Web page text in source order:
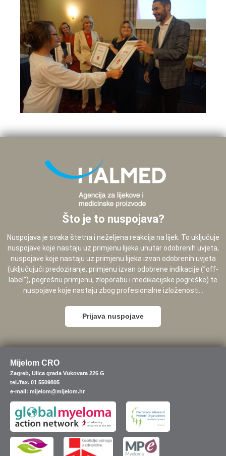
Što je to nuspojava?
Nuspojava je svaka štetna i neželjena reakcija na lijek. To uključuje
nuspojave koje nastaju uz primjenu lijeka unutar odobrenih uvjeta,
nuspojave koje nastaju uz primjenu lijeka izvan odobrenih uvjeta
(uključujući predoziranje, primjenu izvan odobrene indikacije (”off-
label”), pogrešnu primjenu, zloporabu i medikacijske pogreške) te
nuspojave koje nastaju zbog profesionalne izloženosti...
Prijava nuspojave
Mijelom CRO
Zagreb, Ulica grada Vukovara 226 G
tel./fax. 01 5509805
e-mail: mijelom@mijelom.hr